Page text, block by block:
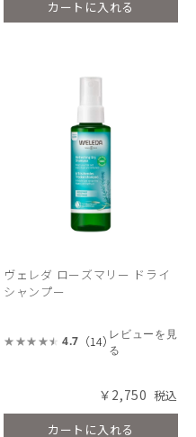
カートに入れる
ヴェレダ ローズマリー ドライ
シャンプー
4.7 （14） レビューを見
る
￥2,750
カートに入れる